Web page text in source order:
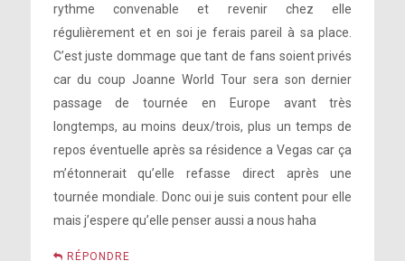
rythme convenable et revenir chez elle
régulièrement et en soi je ferais pareil à sa place.
C’est juste dommage que tant de fans soient privés
car du coup Joanne World Tour sera son dernier
passage de tournée en Europe avant très
longtemps, au moins deux/trois, plus un temps de
repos éventuelle après sa résidence a Vegas car ça
m’étonnerait qu’elle refasse direct après une
tournée mondiale. Donc oui je suis content pour elle
mais j’espere qu’elle penser aussi a nous haha
RÉPONDRE